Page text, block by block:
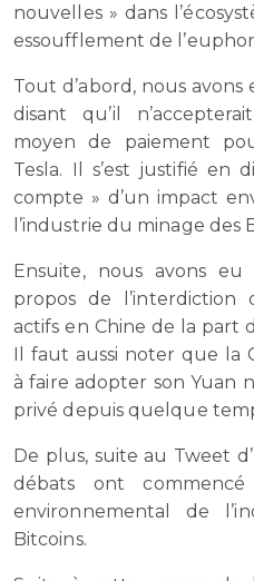
nouvelles » dans
essoufflement de
Tout d’abord, nous avons
disant qu’il
moyen de paiement
Tesla. Il s’est justifié en
compte » d’un impact
l’industrie du minage des
Ensuite, nous avons
propos de
actifs en Chine de la part
Il faut aussi noter que la
à faire adopter son Yuan
privé depuis quelque
De plus, suite au Tweet
débats ont
environnemental de
Bitcoins.